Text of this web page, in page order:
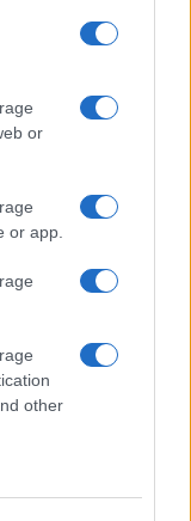
or
or app.
other